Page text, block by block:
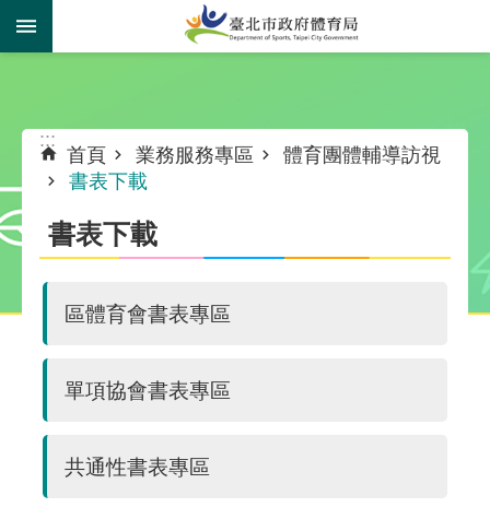
跳到主要內容區塊
:::
首頁 業務服務專區
體育團體輔導訪視
書表下載
書表下載
區體育會書表專區
單項協會書表專區
共通性書表專區